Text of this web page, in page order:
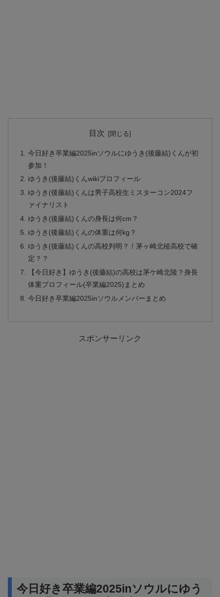
目次
今日好き卒業編2025inソウルにゆうき(後藤結)くんが初
参加！
ゆうき(後藤結)くんwikiプロフィール
ゆうき(後藤結)くんは男子高校生ミスターコン2024フ
ァイナリスト
ゆうき(後藤結)くんの身長は何cm？
ゆうき(後藤結)くんの体重は何kg？
ゆうき(後藤結)くんの高校判明？！茅ヶ崎北稜高校で確
定？？
【今日好き】ゆうき(後藤結)の高校は茅ケ崎北陵？身長
体重プロフィール(卒業編2025)まとめ
今日好き卒業編2025inソウルメンバーまとめ
スポンサーリンク
今日好き卒業編2025inソウルにゆう